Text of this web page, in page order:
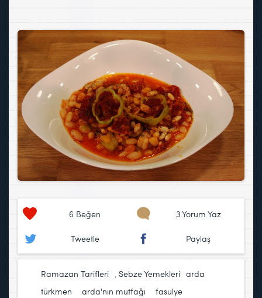
6 Beğen 3 Yorum Yaz
Tweetle Paylaş
Ramazan Tarifleri , Sebze Yemekleri arda
türkmen
arda'nın mutfağı fasulye